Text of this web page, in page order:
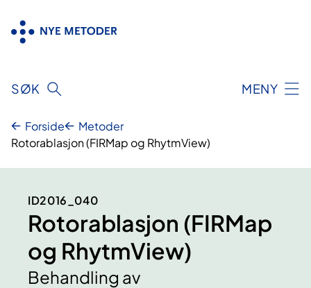
innhold
SØK MENY
Forside
Metoder
Rotorablasjon (FIRMap og RhytmView)
ID2016_040
Rotorablasjon (FIRMap
og RhytmView)
Behandling av